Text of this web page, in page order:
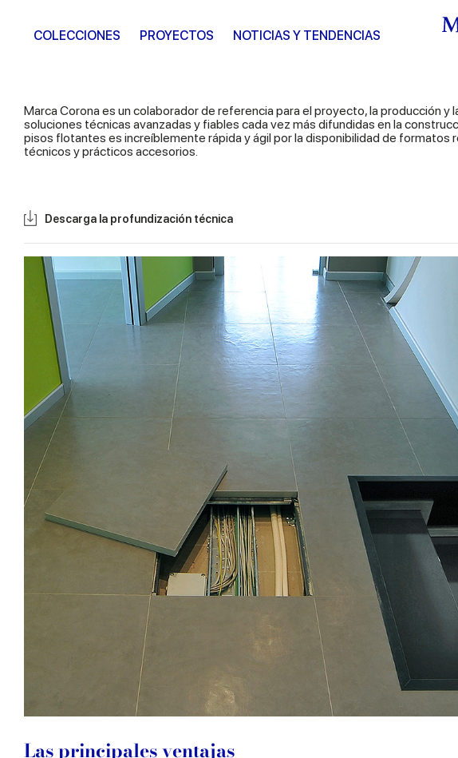
COLECCIONES PROYECTOS NOTICIAS Y TENDENCIAS
Marca Corona es un colaborador de referencia para el proyecto, la producción
soluciones técnicas avanzadas y fiables cada vez más difundidas en la
pisos flotantes es increíblemente rápida y ágil por la disponibilidad de
técnicos y prácticos accesorios.
Descarga la profundización técnica
Las principales ventajas